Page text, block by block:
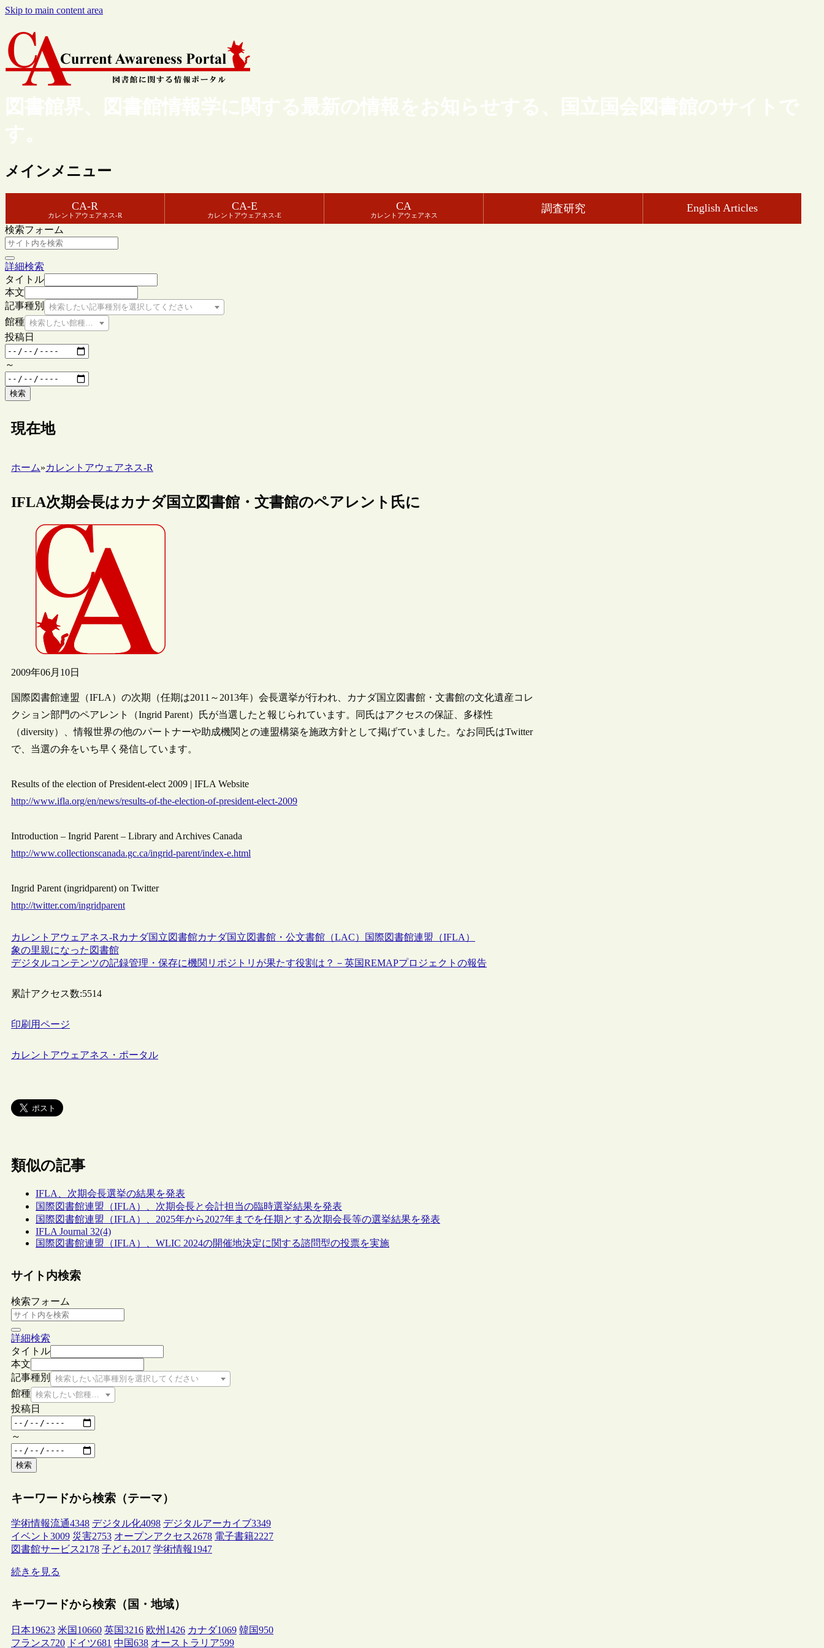
Skip to main content area
図書館界、図書館情報学に関する最新の情報をお知らせする、国立国会図書館のサイトで
す。
メインメニュー
CA-R
カレントアウェアネス-R
CA-E
カレントアウェアネス-E
CA
カレントアウェアネス
調査研究 English Articles
検索フォーム
詳細検索
タイトル
本文
記事種別
検索したい記事種別を選択してください
館種 検索したい館種を選択してください
投稿日
～
検索
現在地
ホーム»カレントアウェアネス-R
IFLA次期会長はカナダ国立図書館・文書館のペアレント氏に
2009年06月10日
国際図書館連盟（IFLA）の次期（任期は2011～2013年）会長選挙が行われ、カナダ国立図書館・文書館の文化遺産コレ
クション部門のペアレント（Ingrid Parent）氏が当選したと報じられています。同氏はアクセスの保証、多様性
（diversity）、情報世界の他のパートナーや助成機関との連盟構築を施政方針として掲げていました。なお同氏はTwitter
で、当選の弁をいち早く発信しています。
Results of the election of President-elect 2009 | IFLA Website
http://www.ifla.org/en/news/results-of-the-election-of-president-elect-2009
Introduction – Ingrid Parent – Library and Archives Canada
http://www.collectionscanada.gc.ca/ingrid-parent/index-e.html
Ingrid Parent (ingridparent) on Twitter
http://twitter.com/ingridparent
カレントアウェアネス-R カナダ国立図書館カナダ国立図書館・公文書館（LAC）
国際図書館連盟（IFLA）
象の里親になった図書館
デジタルコンテンツの記録管理・保存に機関リポジトリが果たす役割は？－英国REMAPプロジェクトの報告
累計アクセス数:5514
印刷用ページ
カレントアウェアネス・ポータル
類似の記事
IFLA、次期会長選挙の結果を発表
国際図書館連盟（IFLA）、次期会長と会計担当の臨時選挙結果を発表
国際図書館連盟（IFLA）、2025年から2027年までを任期とする次期会長等の選挙結果を発表
IFLA Journal 32(4)
国際図書館連盟（IFLA）、WLIC 2024の開催地決定に関する諮問型の投票を実施
サイト内検索
検索フォーム
詳細検索
タイトル
本文
記事種別
検索したい記事種別を選択してください
館種 検索したい館種を選択してください
投稿日
～
検索
キーワードから検索（テーマ）
学術情報流通4348 デジタル化4098 デジタルアーカイブ3349
イベント 3009 災害2753 オープンアクセス2678 電子書籍2227
図書館サービス2178 子ども2017 学術情報1947
続きを見る
キーワードから検索（国・地域）
日本19623 米国 10660 英国3216 欧州 1426 カナダ1069 韓国950
フランス720 ドイツ681 中国638 オーストラリア599